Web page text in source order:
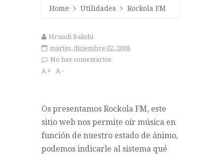
Home Utilidades Rockola FM
Hrundi Bakshi
martes, diciembre 02, 2008
No hay comentarios
A +
A -
Os presentamos Rockola FM, este
sitio web nos permite oír música en
función de nuestro estado de ánimo,
podemos indicarle al sistema qué